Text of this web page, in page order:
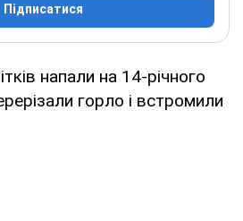
Підписатися
напали на 14-річного
горло і встромили